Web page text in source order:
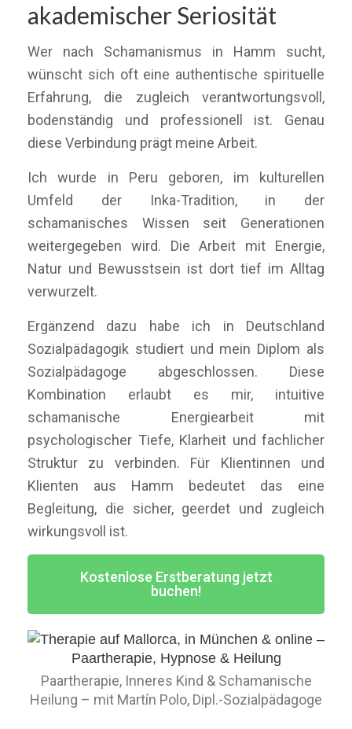
akademischer Seriosität
Wer nach Schamanismus in Hamm sucht,
wünscht sich oft eine authentische spirituelle
Erfahrung, die zugleich verantwortungsvoll,
bodenständig und professionell ist. Genau
diese Verbindung prägt meine Arbeit.
Ich wurde in Peru geboren, im kulturellen
Umfeld der Inka-Tradition, in der
schamanisches Wissen seit Generationen
weitergegeben wird. Die Arbeit mit Energie,
Natur und Bewusstsein ist dort tief im Alltag
verwurzelt.
Ergänzend dazu habe ich in Deutschland
Sozialpädagogik studiert und mein Diplom als
Sozialpädagoge abgeschlossen. Diese
Kombination erlaubt es mir, intuitive
schamanische Energiearbeit mit
psychologischer Tiefe, Klarheit und fachlicher
Struktur zu verbinden. Für Klientinnen und
Klienten aus Hamm bedeutet das eine
Begleitung, die sicher, geerdet und zugleich
wirkungsvoll ist.
Kostenlose Erstberatung jetzt
buchen!
Paartherapie, Inneres Kind & Schamanische
Heilung – mit Martín Polo, Dipl.-Sozialpädagoge